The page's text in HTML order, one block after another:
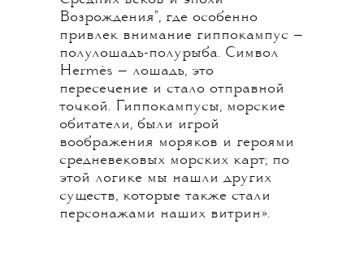
Возрождения", где особенно
привлек внимание гиппокампус —
полулошадь-полурыба. Символ
Hermès — лошадь, это
пересечение и стало отправной
точкой. Гиппокампусы, морские
обитатели, были игрой
воображения моряков и героями
средневековых морских карт; по
этой логике мы нашли других
существ, которые также стали
персонажами наших витрин».